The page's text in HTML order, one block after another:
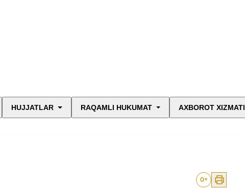
HUJJATLAR RAQAMLI HUKUMAT AXBOROT XIZMATI
0+